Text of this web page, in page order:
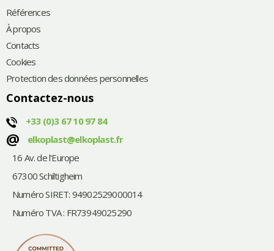
Références
À propos
Contacts
Cookies
Protection des données personnelles
Contactez-nous
+33 (0)3 67 10 97 84
@
elkoplast@elkoplast.fr
16 Av. de l'Europe
67300 Schiltigheim
Numéro SIRET: 94902529000014
Numéro TVA : FR73949025290